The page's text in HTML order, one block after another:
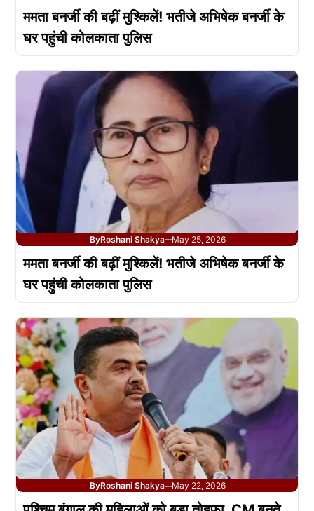
ममता बनर्जी की बढ़ीं मुश्किलें! भतीजे अभिषेक बनर्जी के
घर पहुंची कोलकाता पुलिस
ByRoshani Shakya—May 25, 2026
ममता बनर्जी की बढ़ीं मुश्किलें! भतीजे अभिषेक बनर्जी के
घर पहुंची कोलकाता पुलिस
ByRoshani Shakya—May 22, 2026